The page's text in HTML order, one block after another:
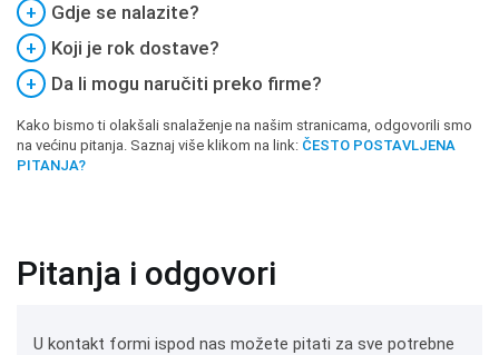
+
Gdje se nalazite?
+
Koji je rok dostave?
+
Da li mogu naručiti preko firme?
Kako bismo ti olakšali snalaženje na našim stranicama, odgovorili smo
na većinu pitanja. Saznaj više klikom na link: ČESTO POSTAVLJENA
PITANJA?
Pitanja i odgovori
U kontakt formi ispod nas možete pitati za sve potrebne